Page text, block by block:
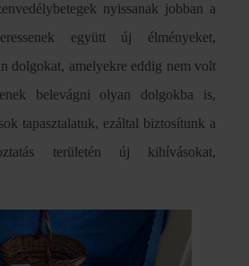
nyissanak jobban a
együtt új élményeket,
dolgokat, amelyekre eddig nem volt
belevágni olyan dolgokba is,
tapasztalatuk, ezáltal biztosítunk a
területén új kihívásokat,